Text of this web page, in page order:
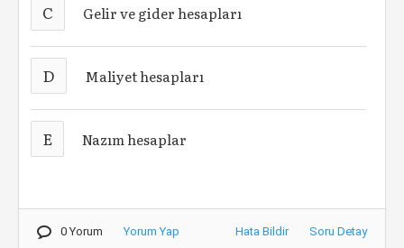
C Gelir ve gider hesapları
D Maliyet hesapları
E Nazım hesaplar
0 Yorum Yorum Yap Hata Bildir Soru Detay